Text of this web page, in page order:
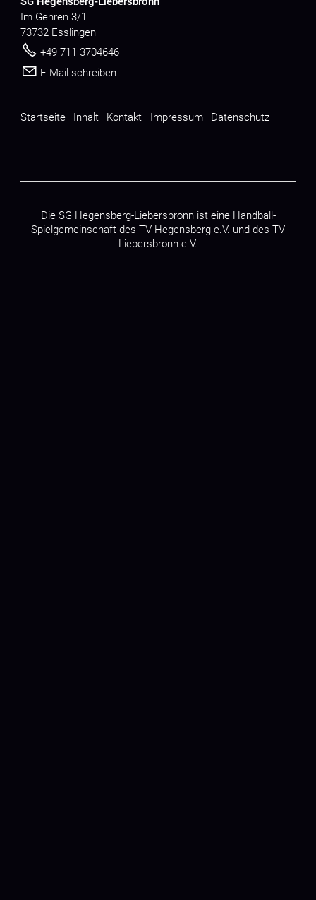
Im Gehren 3/1
73732 Esslingen
+49 711 3704646
E-Mail schreiben
Startseite Inhalt Kontakt Impressum Datenschutz
Die SG Hegensberg-Liebersbronn ist eine Handball-
Spielgemeinschaft des TV Hegensberg e.V. und des TV
Liebersbronn e.V.